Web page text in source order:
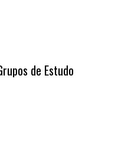
de Estudo